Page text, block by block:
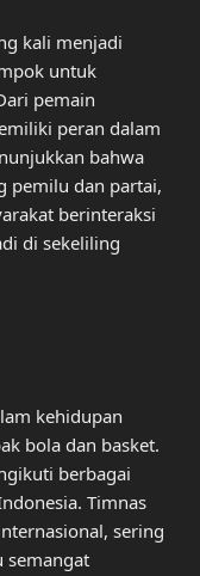
kali menjadi
untuk
pemain
peran dalam
bahwa
pemilu dan partai,
berinteraksi
di sekeliling
kehidupan
bola dan basket.
berbagai
Timnas
sering
semangat